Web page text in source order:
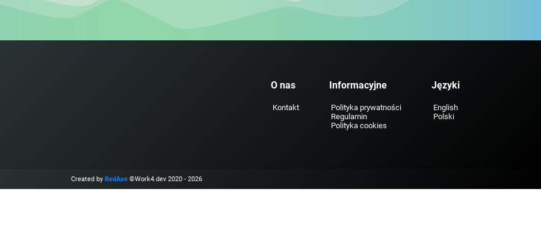
O nas
Kontakt
Informacyjne
Polityka prywatności
Regulamin
Polityka cookies
Języki
English
Polski
Created by RedAxe ©Work4.dev 2020 - 2026